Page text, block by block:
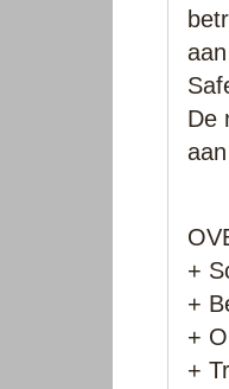
De
+
+
+
+